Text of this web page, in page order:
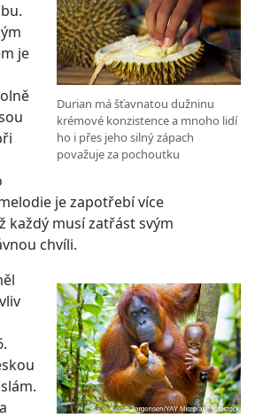
Durian má šťavnatou dužninu
krémové konzistence a mnoho lidí
ho i přes jeho silný zápach
považuje za pochoutku
je
je zapotřebí více
každý musí zatřást svým
chvíli.